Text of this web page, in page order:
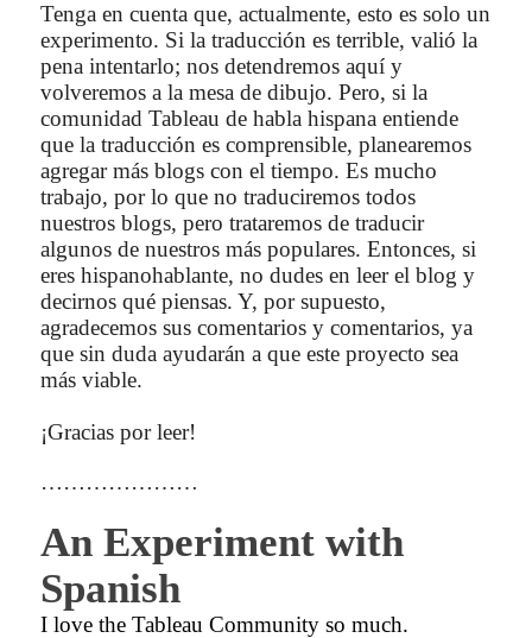
Tenga en cuenta que, actualmente, esto es solo un
experimento. Si la traducción es terrible, valió la
pena intentarlo; nos detendremos aquí y
volveremos a la mesa de dibujo. Pero, si la
comunidad Tableau de habla hispana entiende
que la traducción es comprensible, planearemos
agregar más blogs con el tiempo. Es mucho
trabajo, por lo que no traduciremos todos
nuestros blogs, pero trataremos de traducir
algunos de nuestros más populares. Entonces, si
eres hispanohablante, no dudes en leer el blog y
decirnos qué piensas. Y, por supuesto,
agradecemos sus comentarios y comentarios, ya
que sin duda ayudarán a que este proyecto sea
más viable.
¡Gracias por leer!
…………………
An Experiment with
Spanish
I love the Tableau Community so much.